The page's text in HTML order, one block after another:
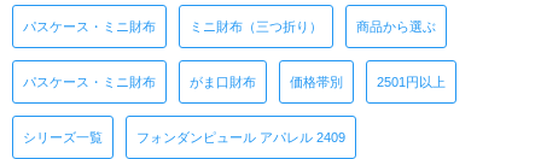
パスケース・ミニ財布 ミニ財布（三つ折り） 商品から選ぶ
パスケース・ミニ財布 がま口財布 価格帯別 2501円以上
シリーズ一覧 フォンダンピュール アパレル 2409